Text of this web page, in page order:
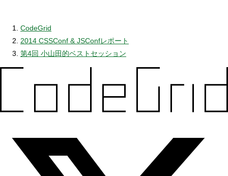
CodeGrid
2014 CSSConf & JSConfレポート
第4回 小山田的ベストセッション